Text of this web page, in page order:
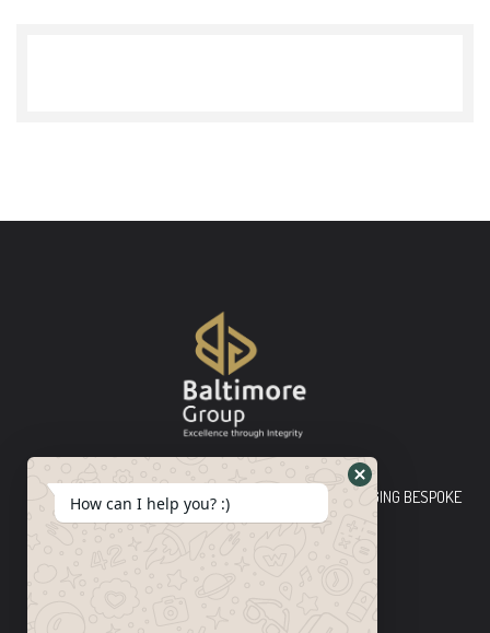
Baltimore Group Ltd TOP-TIER CONSULTING FIRM PLEDGING BESPOKE
INNOVATIVE SOLUTIONS
How can I help you? :)